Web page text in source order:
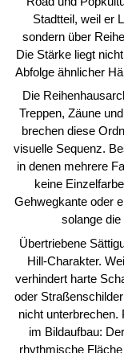
Stadtteil, weil er
sondern über
Die Stärke liegt
Abfolge ähnlicher
Die
Treppen, Zäune
brechen diese
visuelle Sequenz.
in denen mehrere
keine
Gehwegkante oder
solange
Übertriebene
Hill-Charakter.
verhindert harte
oder
nicht unterbrechen.
im Bildaufbau:
rhythmische